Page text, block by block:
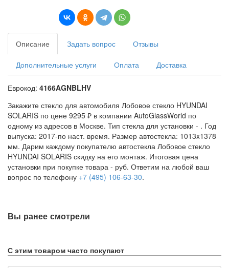
Описание Задать вопрос Отзывы
Дополнительные услуги Оплата Доставка
Еврокод: 4166AGNBLHV
Закажите стекло для автомобиля Лобовое стекло HYUNDAI
SOLARIS по цене 9295 ₽ в компании AutoGlassWorld по
одному из адресов в Москве. Тип стекла для установки - . Год
выпуска: 2017-по наст. время. Размер автостекла: 1013x1378
мм. Дарим каждому покупателю автостекла Лобовое стекло
HYUNDAI SOLARIS скидку на его монтаж. Итоговая цена
установки при покупке товара - руб. Ответим на любой ваш
вопрос по телефону +7 (495) 106-63-30.
Вы ранее смотрели
С этим товаром часто покупают